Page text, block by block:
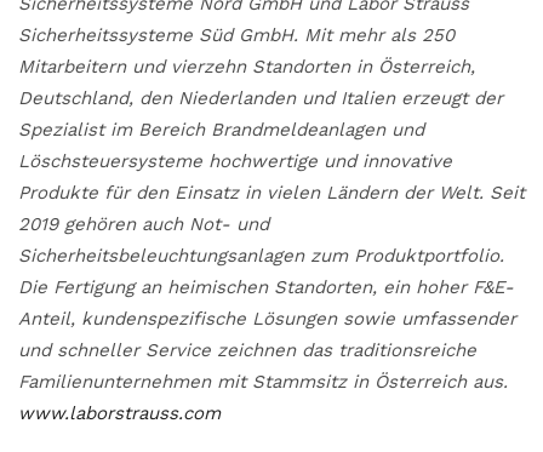
Sicherheitssysteme Süd GmbH. Mit mehr als 250
Mitarbeitern und vierzehn Standorten in Österreich,
Deutschland, den Niederlanden und Italien erzeugt der
Spezialist im Bereich Brandmeldeanlagen und
Löschsteuersysteme hochwertige und innovative
Produkte für den Einsatz in vielen Ländern der Welt. Seit
2019 gehören auch Not- und
Sicherheitsbeleuchtungsanlagen zum Produktportfolio.
Die Fertigung an heimischen Standorten, ein hoher F&E-
Anteil, kundenspezifische Lösungen sowie umfassender
und schneller Service zeichnen das traditionsreiche
Familienunternehmen mit Stammsitz in Österreich aus.
www.laborstrauss.com